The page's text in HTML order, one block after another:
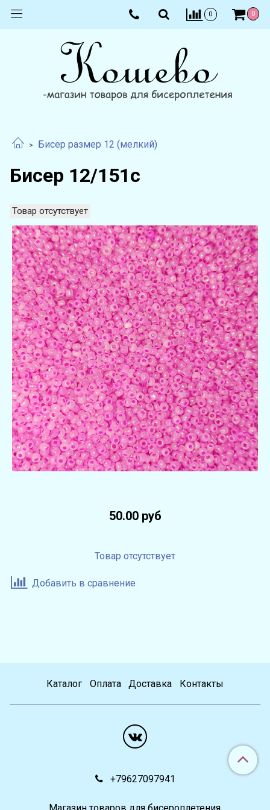
0 0
Бисер размер 12 (мелкий)
Бисер 12/151с
Товар отсутствует
50.00 руб
Товар отсутствует
Добавить в сравнение
Каталог Оплата Доставка Контакты
+79627097941